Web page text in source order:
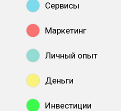
Сервисы
Маркетинг
Личный опыт
Деньги
Инвестиции